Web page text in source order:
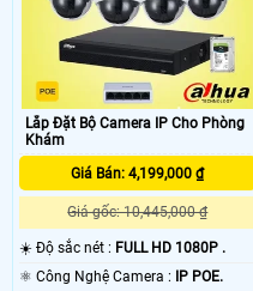
Lắp Đặt Bộ Camera IP Cho Phòng
Khám
Giá Bán: 4,199,000 ₫
Giá gốc: 10,445,000 ₫
☀️ Độ sắc nét : FULL HD 1080P .
⚛️ Công Nghệ Camera : IP POE.